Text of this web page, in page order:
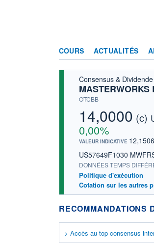
COURS ACTUALITÉS
Consensus & Dividende
MASTERWORKS
OTCBB
14,0000 (c)
0,00%
VALEUR INDICATIVE
US57649F1030
DONNÉES TEMPS
Politique d'exécution
Cotation sur les autres
RECOMMANDATIONS
> Accès au top consensus